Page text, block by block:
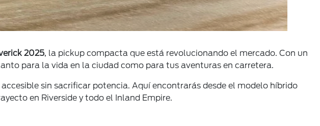
2025, la pickup compacta que está revolucionando el mercado. Con un
para la vida en la ciudad como para tus aventuras en carretera.
sin sacrificar potencia. Aquí encontrarás desde el modelo híbrido
en Riverside y todo el Inland Empire.